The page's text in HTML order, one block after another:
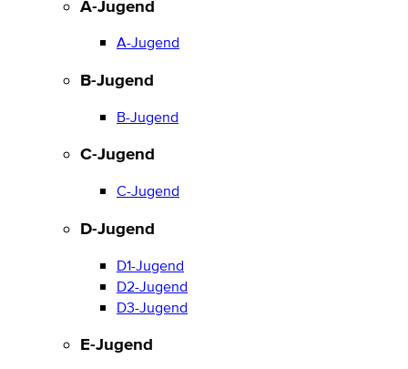
A-Jugend
A-Jugend
B-Jugend
B-Jugend
C-Jugend
C-Jugend
D-Jugend
D1-Jugend
D2-Jugend
D3-Jugend
E-Jugend